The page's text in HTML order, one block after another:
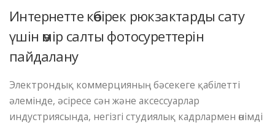
Интернетте көбірек рюкзактарды сату
үшін өмір салты фотосуреттерін
пайдалану
Электрондық коммерцияның бәсекеге қабілетті
әлемінде, әсіресе сән және аксессуарлар
индустриясында, негізгі студиялық кадрлармен өнімді